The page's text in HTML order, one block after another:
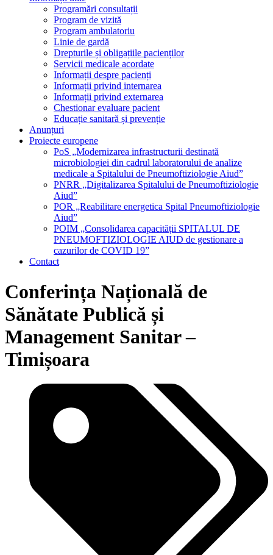
Programări consultații
Program de vizită
Program ambulatoriu
Linie de gardă
Drepturile și obligațiile pacienților
Servicii medicale acordate
Informații despre pacienți
Informații privind internarea
Informații privind externarea
Chestionar evaluare pacient
Educație sanitară și prevenție
Anunțuri
Proiecte europene
PoS „Modernizarea infrastructurii destinată
microbiologiei din cadrul laboratorului de analize
medicale a Spitalului de Pneumoftiziologie Aiud”
PNRR „Digitalizarea Spitalului de Pneumoftiziologie
Aiud”
POR „Reabilitare energetica Spital Pneumoftiziologie
Aiud”
POIM „Consolidarea capacității SPITALUL DE
PNEUMOFTIZIOLOGIE AIUD de gestionare a
cazurilor de COVID 19”
Contact
Conferința Națională de
Sănătate Publică și
Management Sanitar –
Timișoara